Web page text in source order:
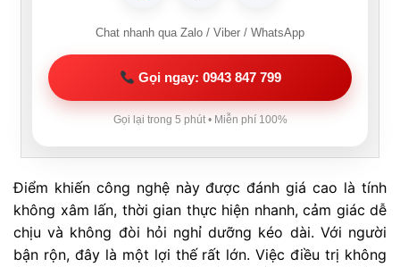
Chat nhanh qua Zalo / Viber / WhatsApp
Gọi ngay: 0943 847 799
Gọi lại trong 5 phút • Miễn phí 100%
Điểm khiến công nghệ này được đánh giá cao là tính
không xâm lấn, thời gian thực hiện nhanh, cảm giác dễ
chịu và không đòi hỏi nghỉ dưỡng kéo dài. Với người
bận rộn, đây là một lợi thế rất lớn. Việc điều trị không